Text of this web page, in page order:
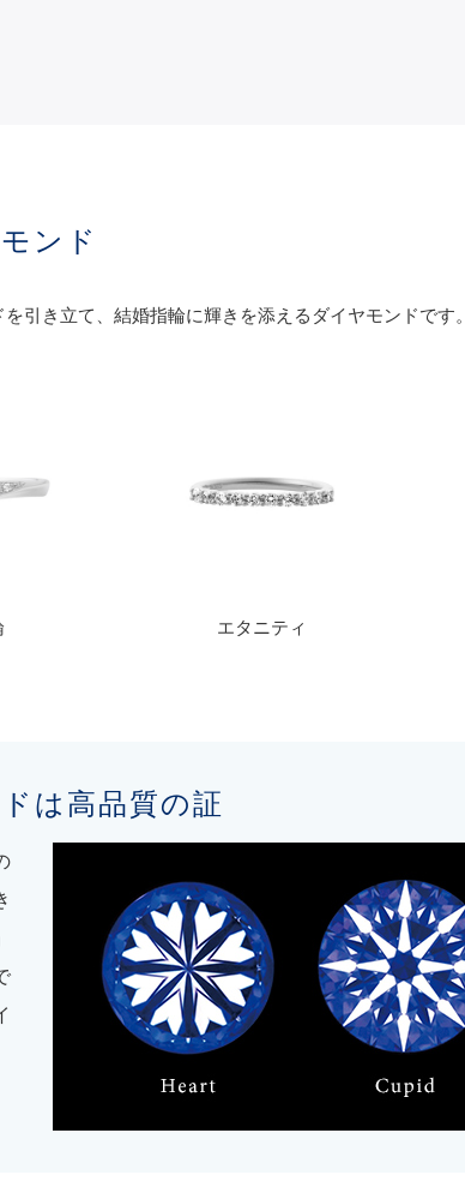
ンド
引き立て、結婚指輪に輝きを添えるダイヤモンドです。
エタニティ
は高品質の証